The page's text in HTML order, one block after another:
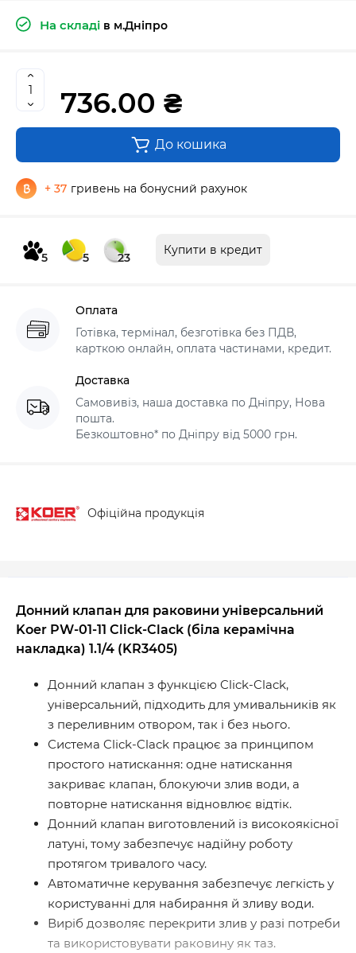
На складі в м.Дніпро
736.00 ₴
До кошика
+ 37 гривень на бонусний рахунок
5 5 23
Купити в кредит
Оплата
Готівка, термінал, безготівка без ПДВ,
карткою онлайн, оплата частинами, кредит.
Доставка
Самовивіз, наша доставка по Дніпру, Нова
пошта.
Безкоштовно* по Дніпру від 5000 грн.
Офіційна продукція
Донний клапан для раковини універсальний
Koer PW-01-11 Click-Clack (біла керамічна
накладка) 1.1/4 (KR3405)
Донний клапан з функцією Click-Clack,
універсальний, підходить для умивальників як
з переливним отвором, так і без нього.
Система Click-Clack працює за принципом
простого натискання: одне натискання
закриває клапан, блокуючи злив води, а
повторне натискання відновлює відтік.
Донний клапан виготовлений із високоякісної
латуні, тому забезпечує надійну роботу
протягом тривалого часу.
Автоматичне керування забезпечує легкість у
користуванні для набирання й зливу води.
Виріб дозволяє перекрити злив у разі потреби
та використовувати раковину як таз.